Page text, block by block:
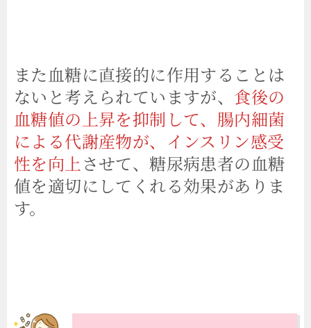
また血糖に直接的に作用することは
ないと考えられていますが、 食後の
血糖値の上昇を抑制して、腸内細菌
による代謝産物が、インスリン感受
性を向上 させて、糖尿病患者の血糖
値を適切にしてくれる効果がありま
す。